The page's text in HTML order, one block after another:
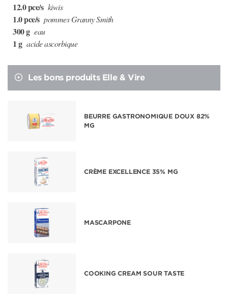
12.0 pce/s kiwis
1.0 pce/s pommes Granny Smith
300 g eau
1 g acide ascorbique
Les bons produits Elle & Vire
BEURRE GASTRONOMIQUE DOUX 82%
MG
CRÈME EXCELLENCE 35% MG
MASCARPONE
COOKING CREAM SOUR TASTE